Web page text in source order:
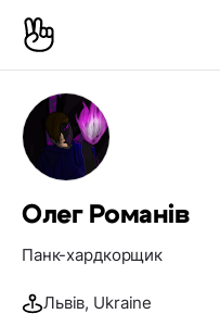
Олег Романів
Панк-хардкорщик
Львів, Ukraine